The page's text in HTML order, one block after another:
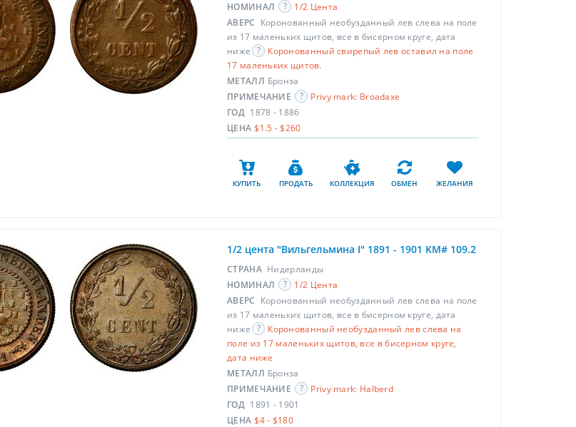
НОМИНАЛ
1/2 Цента
АВЕРС Коронованный необузданный лев слева на поле
из 17 маленьких щитов, все в бисерном круге, дата
ниже
Коронованный свирепый лев оставил на поле
17 маленьких щитов.
МЕТАЛЛ Бронза
ПРИМЕЧАНИЕ
Privy mark: Broadaxe
ГОД 1878 - 1886
ЦЕНА $1.5 - $260
КУПИТЬ ПРОДАТЬ КОЛЛЕКЦИЯ ОБМЕН ЖЕЛАНИЯ
1/2 цента "Вильгельмина I" 1891 - 1901 KM# 109.2
СТРАНА Нидерланды
НОМИНАЛ
1/2 Цента
АВЕРС Коронованный необузданный лев слева на поле
из 17 маленьких щитов, все в бисерном круге, дата
ниже
Коронованный необузданный лев слева на
поле из 17 маленьких щитов, все в бисерном круге,
дата ниже
МЕТАЛЛ Бронза
ПРИМЕЧАНИЕ
Privy mark: Halberd
ГОД 1891 - 1901
ЦЕНА $4 - $180